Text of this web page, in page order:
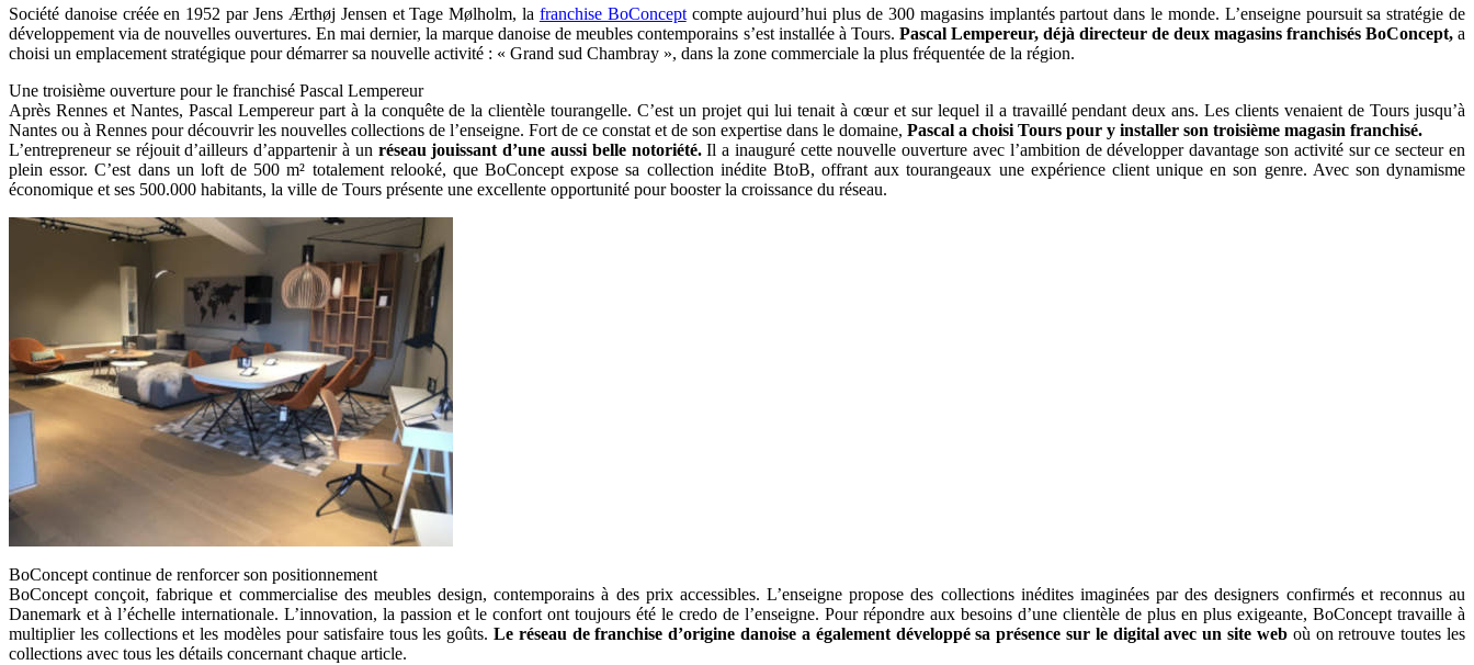
Société danoise créée en 1952 par Jens Ærthøj Jensen et Tage Mølholm, la franchise BoConceptcompte aujourd’hui plus de 300 magasins implantés partout dans le monde. L’enseigne poursuit sa stratégie de
développement via de nouvelles ouvertures. En mai dernier, la marque danoise de meubles contemporains s’est installée à Tours. Pascal Lempereur, déjà directeur de deux magasins franchisés BoConcept,a
choisi un emplacement stratégique pour démarrer sa nouvelle activité : « Grand sud Chambray », dans la zone commerciale la plus fréquentée de la région.
Une troisième ouverture pour le franchisé Pascal Lempereur
Après Rennes et Nantes, Pascal Lempereur part à la conquête de la clientèle tourangelle. C’est un projet qui lui tenait à cœur et sur lequel il a travaillé pendant deux ans. Les clients venaient de Tours jusqu’à
Nantes ou à Rennes pour découvrir les nouvelles collections de l’enseigne. Fort de ce constat et de son expertise dans le domaine, Pascal a choisi Tours pour y installer son troisième magasin franchisé.
L’entrepreneur se réjouit d’ailleurs d’appartenir à un réseau jouissant d’une aussi belle notoriété.Il a inauguré cette nouvelle ouverture avec l’ambition de développer davantage son activité sur ce secteur en
plein essor. C’est dans un loft de 500 m² totalement relooké, que BoConcept expose sa collection inédite BtoB, offrant aux tourangeaux une expérience client unique en son genre. Avec son dynamisme
économique et ses 500.000 habitants, la ville de Tours présente une excellente opportunité pour booster la croissance du réseau.
BoConcept continue de renforcer son positionnement
BoConcept conçoit, fabrique et commercialise des meubles design, contemporains à des prix accessibles. L’enseigne propose des collections inédites imaginées par des designers confirmés et reconnus au
Danemark et à l’échelle internationale. L’innovation, la passion et le confort ont toujours été le credo de l’enseigne. Pour répondre aux besoins d’une clientèle de plus en plus exigeante, BoConcept travaille à
multiplier les collections et les modèles pour satisfaire tous les goûts. Le réseau de franchise d’origine danoise a également développé sa présence sur le digital avec un site web où on retrouve toutes les
collections avec tous les détails concernant chaque article.